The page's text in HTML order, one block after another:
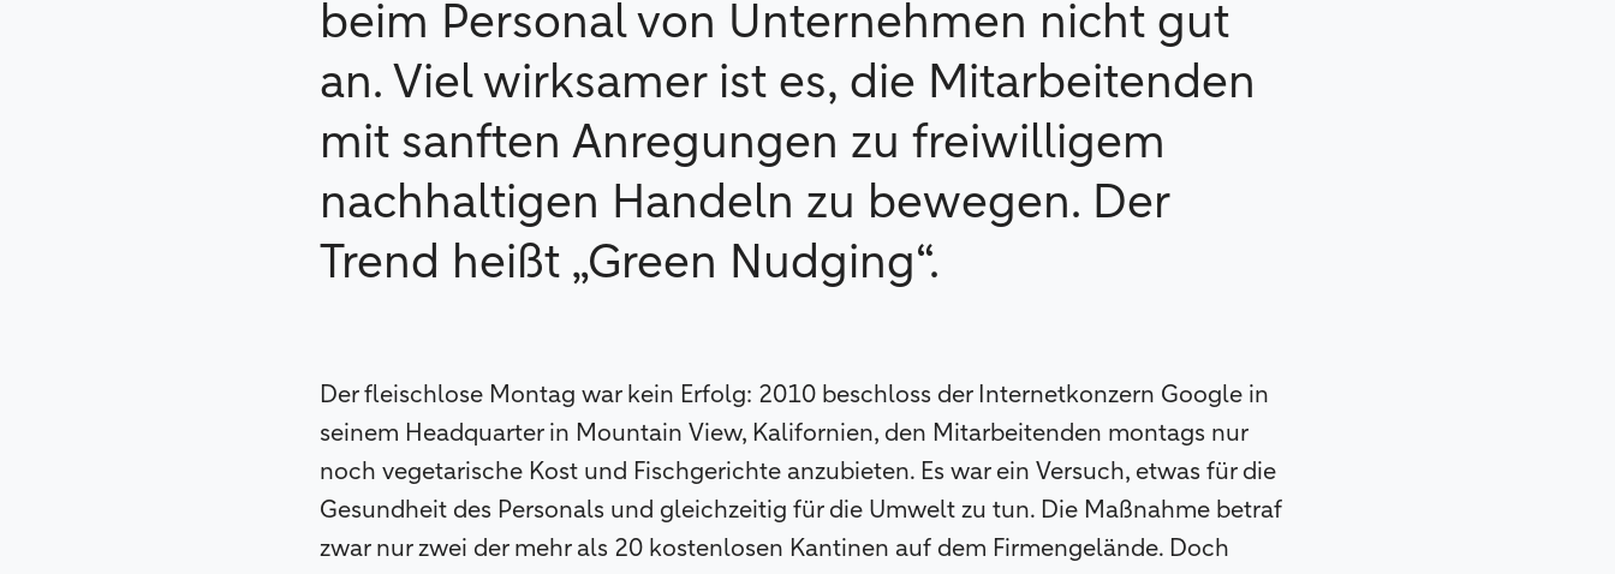
beim Personal von Unternehmen nicht gut
an. Viel wirksamer ist es, die Mitarbeitenden
mit sanften Anregungen zu freiwilligem
nachhaltigen Handeln zu bewegen. Der
Trend heißt „Green Nudging“.
Der fleischlose Montag war kein Erfolg: 2010 beschloss der Internetkonzern Google in
seinem Headquarter in Mountain View, Kalifornien, den Mitarbeitenden montags nur
noch vegetarische Kost und Fischgerichte anzubieten. Es war ein Versuch, etwas für die
Gesundheit des Personals und gleichzeitig für die Umwelt zu tun. Die Maßnahme betraf
zwar nur zwei der mehr als 20 kostenlosen Kantinen auf dem Firmengelände. Doch